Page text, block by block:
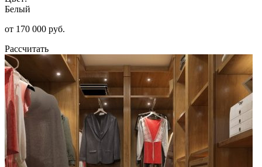
Белый
от 170 000 руб.
Рассчитать